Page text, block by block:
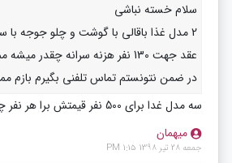
سلام خسته نباشی
2 مدل غذا باقالی با گوشت و چلو جوجه با
عقد جهت 130 نفر هزنه سرانه چقدر میشه ممنون
در ضمن نتونستم تماس تلفنی بگیرم بازم
سه مدل غدا برای 500 نفر قیمتش برا هر نفر چنده
میهمان
جمعه 28 تیر 1398 1:15 PM